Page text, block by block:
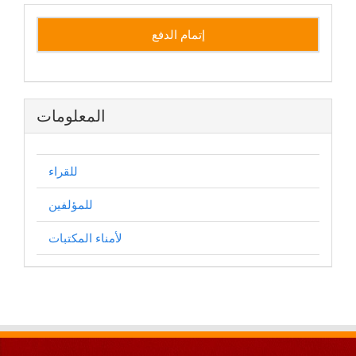
إتمام الدفع
المعلومات
للقراء
للمؤلفين
لأمناء المكتبات